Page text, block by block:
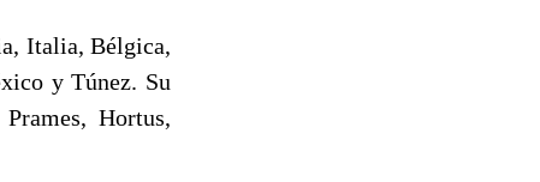
Italia, Bélgica,
y Túnez. Su
Hortus,